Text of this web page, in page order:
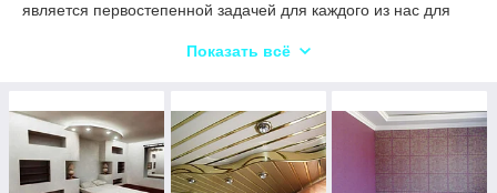
является первостепенной задачей для каждого из нас для
нашей жизнедеятельности.
Все эти виды работ наша компания выполняет
исключительно на профессиональном уровне.
Показать всё